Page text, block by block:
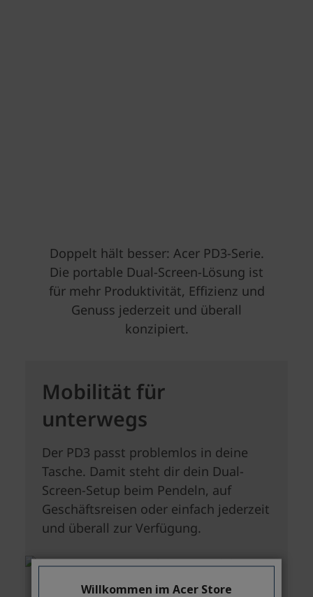
Willkommen im Acer Store